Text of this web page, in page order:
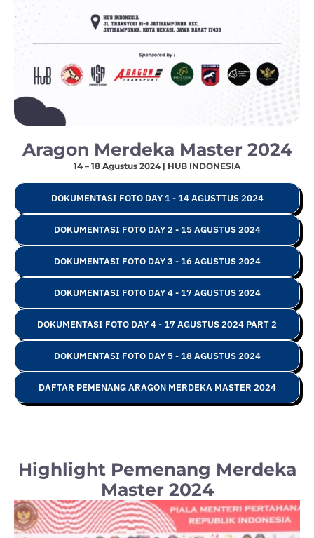
Aragon Merdeka Master 2024
14 – 18 Agustus 2024 | HUB INDONESIA
DOKUMENTASI FOTO DAY 1 - 14 AGUSTTUS 2024
DOKUMENTASI FOTO DAY 2 - 15 AGUSTUS 2024
DOKUMENTASI FOTO DAY 3 - 16 AGUSTUS 2024
DOKUMENTASI FOTO DAY 4 - 17 AGUSTUS 2024
DOKUMENTASI FOTO DAY 4 - 17 AGUSTUS 2024 PART 2
DOKUMENTASI FOTO DAY 5 - 18 AGUSTUS 2024
DAFTAR PEMENANG ARAGON MERDEKA MASTER 2024
Highlight Pemenang Merdeka
Master 2024